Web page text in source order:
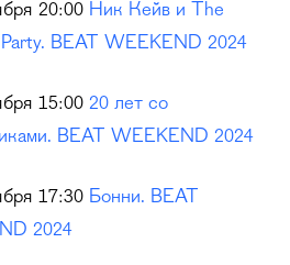
20:00 Ник Кейв и The
BEAT WEEKEND 2024
15:00 20 лет со
BEAT WEEKEND 2024
17:30 Бонни. BEAT
2024